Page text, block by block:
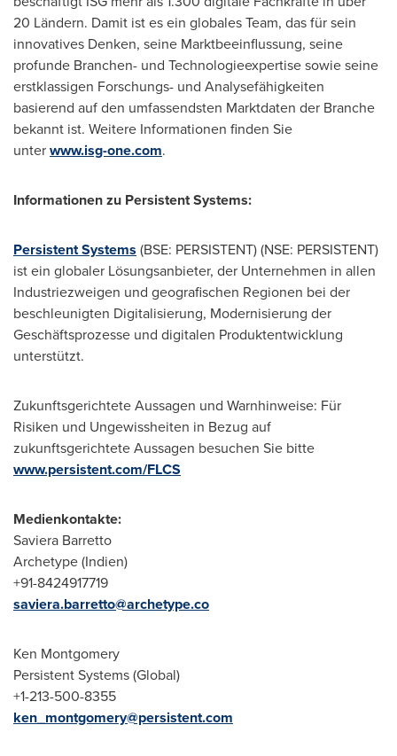
20 Ländern. Damit ist es ein globales Team, das für sein
innovatives Denken, seine Marktbeeinflussung, seine
profunde Branchen- und Technologieexpertise sowie seine
erstklassigen Forschungs- und Analysefähigkeiten
basierend auf den umfassendsten Marktdaten der Branche
bekannt ist. Weitere Informationen finden Sie
unterwww.isg-one.com.
Informationen zu Persistent Systems:
Persistent Systems (BSE: PERSISTENT) (NSE: PERSISTENT)
ist ein globaler Lösungsanbieter, der Unternehmen in allen
Industriezweigen und geografischen Regionen bei der
beschleunigten Digitalisierung, Modernisierung der
Geschäftsprozesse und digitalen Produktentwicklung
unterstützt.
Zukunftsgerichtete Aussagen und Warnhinweise: Für
Risiken und Ungewissheiten in Bezug auf
zukunftsgerichtete Aussagen besuchen Sie bitte
www.persistent.com/FLCS
Medienkontakte:
Saviera Barretto
Archetype (Indien)
+91-8424917719
saviera.barretto@archetype.co
Ken Montgomery
Persistent Systems (Global)
+1-213-500-8355
ken_montgomery@persistent.com